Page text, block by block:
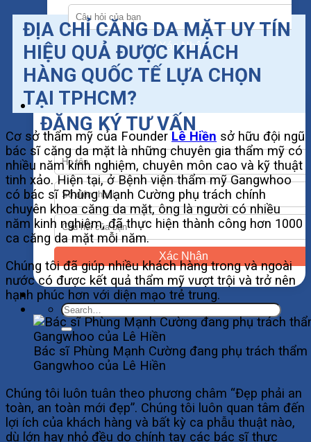
Xác Nhận
ĐĂNG KÝ TƯ VẤN
Xác Nhận
ĐỊA CHỈ CĂNG DA MẶT UY TÍN
HIỆU QUẢ ĐƯỢC KHÁCH
HÀNG QUỐC TẾ LỰA CHỌN
TẠI TPHCM?
Cơ sở thẩm mỹ của Founder Lê Hiền sở hữu đội ngũ
bác sĩ căng da mặt là những chuyên gia thẩm mỹ có
nhiều năm kinh nghiệm, chuyên môn cao và kỹ thuật
tinh xảo. Hiện tại, ở Bệnh viện thẩm mỹ Gangwhoo
có bác sĩ Phùng Mạnh Cường phụ trách chính
chuyên khoa căng da mặt, ông là người có nhiều
năm kinh nghiệm, đã thực hiện thành công hơn 1000
ca căng da mặt mỗi năm.
Chúng tôi đã giúp nhiều khách hàng trong và ngoài
nước có được kết quả thẩm mỹ vượt trội và trở nên
hạnh phúc hơn với diện mạo trẻ trung.
Bác sĩ Phùng Mạnh Cường đang phụ trách
Gangwhoo của Lê Hiền
Chúng tôi luôn tuân theo phương châm “Đẹp phải an
toàn, an toàn mới đẹp”. Chúng tôi luôn quan tâm đến
lợi ích của khách hàng và bất kỳ ca phẫu thuật nào,
dù lớn hay nhỏ đều do chính tay các bác sĩ thực